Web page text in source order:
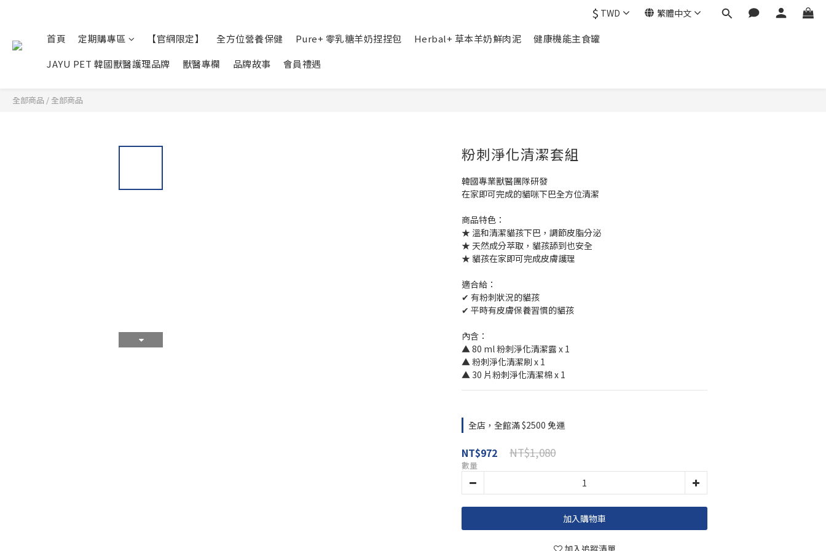
$ TWD 繁體中文
首頁 定期購專區 【官網限定】 全方位營養保健 Pure+ 零乳糖羊奶捏捏包 Herbal+ 草本羊奶鮮肉泥
健康機能主食罐
JAYU PET 韓國獸醫護理品牌
獸醫專欄 品牌故事 會員禮遇
全部商品 / 全部商品
粉刺淨化清潔套組
韓國專業獸醫團隊研發
在家即可完成的貓咪下巴全方位清潔
商品特色：
★ 溫和清潔貓孩下巴，調節皮脂分泌
★ 天然成分萃取，貓孩舔到也安全
★ 貓孩在家即可完成皮膚護理
適合給：
✔ 有粉刺狀況的貓孩
✔ 平時有皮膚保養習慣的貓孩
內含：
▲ 80 ml 粉刺淨化清潔露 x 1
▲ 粉刺淨化清潔刷 x 1
▲ 30 片粉刺淨化清潔棉 x 1
全店，全館滿 $2500 免運
NT$972 NT$1,080
數量
加入購物車